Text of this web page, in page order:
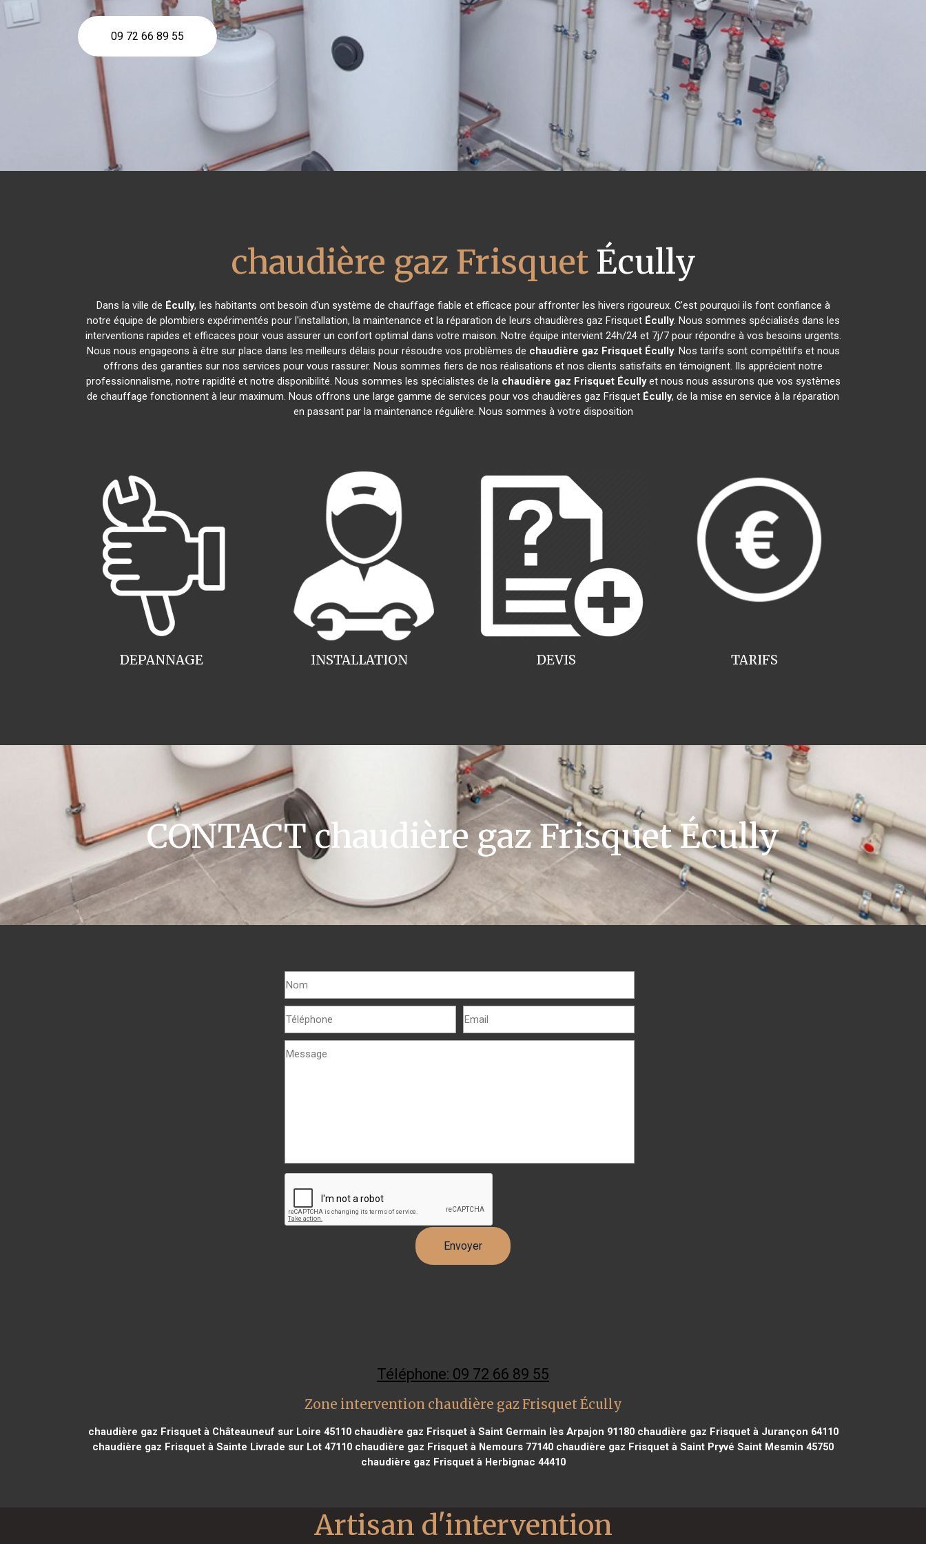
09 72 66 89 55
chaudière gaz FrisquetÉcully
Dans la ville de Écully, les habitants ont besoin d'un système de chauffage fiable et efficace pour affronter les hivers rigoureux. C'est pourquoi ils font confiance à
notre équipe de plombiers expérimentés pour l'installation, la maintenance et la réparation de leurs chaudières gaz Frisquet Écully. Nous sommes spécialisés dans les
interventions rapides et efficaces pour vous assurer un confort optimal dans votre maison. Notre équipe intervient 24h/24 et 7j/7 pour répondre à vos besoins urgents.
Nous nous engageons à être sur place dans les meilleurs délais pour résoudre vos problèmes de chaudière gaz Frisquet Écully. Nos tarifs sont compétitifs et nous
offrons des garanties sur nos services pour vous rassurer. Nous sommes fiers de nos réalisations et nos clients satisfaits en témoignent. Ils apprécient notre
professionnalisme, notre rapidité et notre disponibilité. Nous sommes les spécialistes de la chaudière gaz Frisquet Écullyet nous nous assurons que vos systèmes
de chauffage fonctionnent à leur maximum. Nous offrons une large gamme de services pour vos chaudières gaz Frisquet Écully, de la mise en service à la réparation
en passant par la maintenance régulière. Nous sommes à votre disposition
INSTALLATION
DEPANNAGE TARIFS
DEVIS
CONTACT chaudière gaz Frisquet Écully
Téléphone: 09 72 66 89 55
Zone intervention chaudière gaz Frisquet Écully
chaudière gaz Frisquet à Châteauneuf sur Loire 45110chaudière gaz Frisquet à Saint Germain lès Arpajon 91180chaudière gaz Frisquet à Jurançon 64110
chaudière gaz Frisquet à Sainte Livrade sur Lot 47110 chaudière gaz Frisquet à Nemours 77140 chaudière gaz Frisquet à Saint Pryvé Saint Mesmin 45750
chaudière gaz Frisquet à Herbignac 44410
Artisan d'intervention